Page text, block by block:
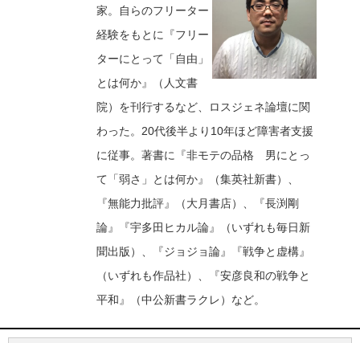
家。自らのフリーター
経験をもとに『フリー
ターにとって「自由」
とは何か』（人文書
院）を刊行するなど、ロスジェネ論壇に関
わった。20代後半より10年ほど障害者支援
に従事。著書に『非モテの品格 男にとっ
て「弱さ」とは何か』（集英社新書）、
『無能力批評』（大月書店）、『長渕剛
論』『宇多田ヒカル論』（いずれも毎日新
聞出版）、『ジョジョ論』『戦争と虚構』
（いずれも作品社）、『安彦良和の戦争と
平和』（中公新書ラクレ）など。